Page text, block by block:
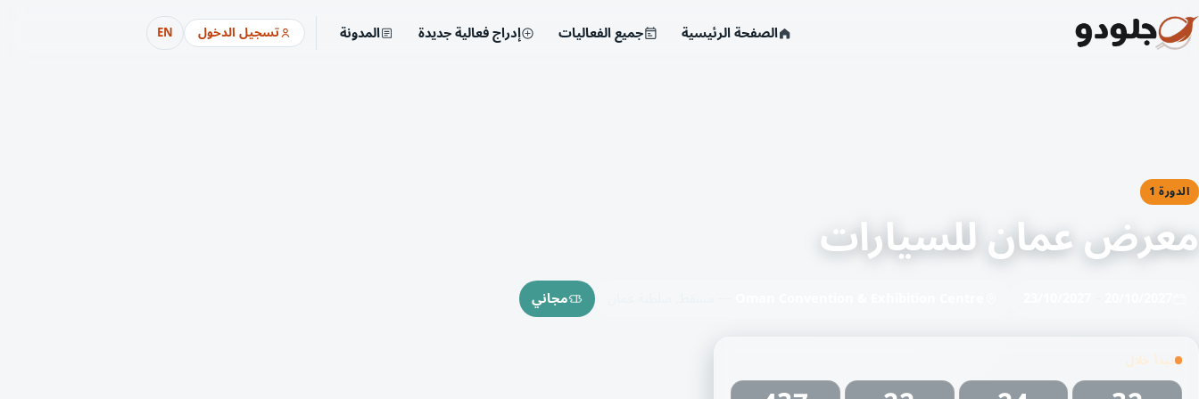
الصفحة الرئيسية جميع الفعاليات إدراج فعالية جديدة المدونة تسجيل الدخول EN
الدورة 1
معرض عمان للسيارات
مجاني
تبدأ خلال